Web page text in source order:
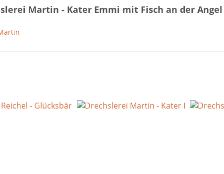
Martin - Kater Emmi mit Fisch an der Angel